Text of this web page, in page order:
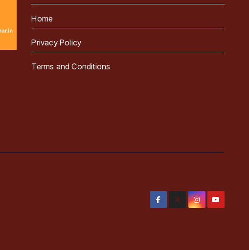
Home
Privacy Policy
Terms and Conditions